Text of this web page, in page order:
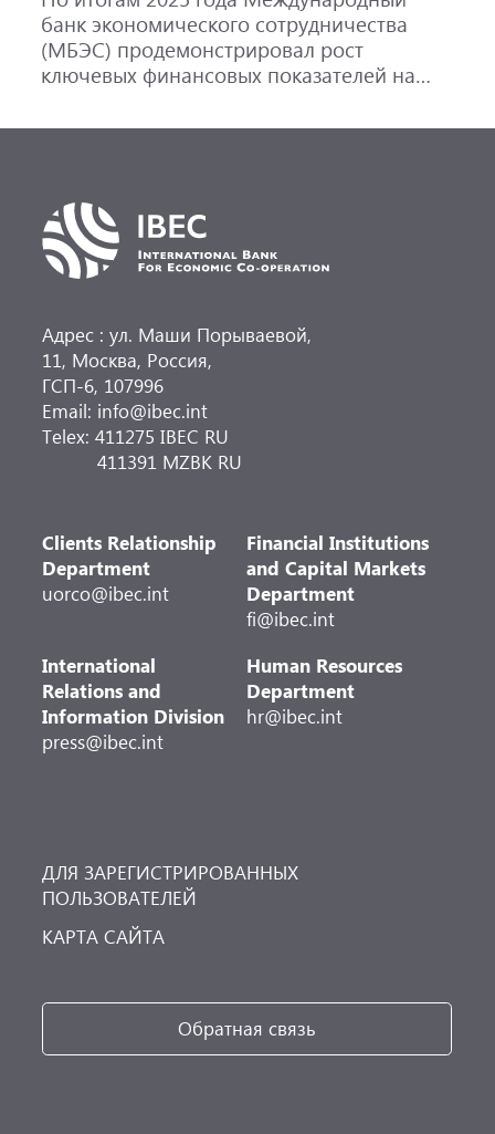
банк экономического сотрудничества
(МБЭС) продемонстрировал рост
ключевых финансовых показателей на
направлений деятельности.
Адрес : ул. Маши Порываевой,
11, Москва, Россия,
ГСП-6, 107996
Email: info@ibec.int
Telex: 411275 IBEC RU
411391 MZBK RU
Clients Relationship
Department
uorco@ibec.int
Financial Institutions
and Capital Markets
Department
fi@ibec.int
International
Relations and
Information Division
press@ibec.int
Human Resources
Department
hr@ibec.int
ДЛЯ ЗАРЕГИСТРИРОВАННЫХ
ПОЛЬЗОВАТЕЛЕЙ
КАРТА САЙТА
Обратная связь